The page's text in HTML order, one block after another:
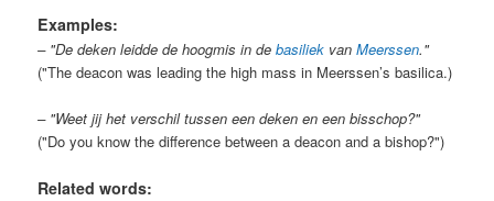
Examples:
– "De deken leidde de hoogmis in debasiliek vanMeerssen."
("The deacon was leading the high mass in Meerssen’s basilica.)
– "Weet jij het verschil tussen een deken en een bisschop?"
("Do you know the difference between a deacon and a bishop?")
Related words: